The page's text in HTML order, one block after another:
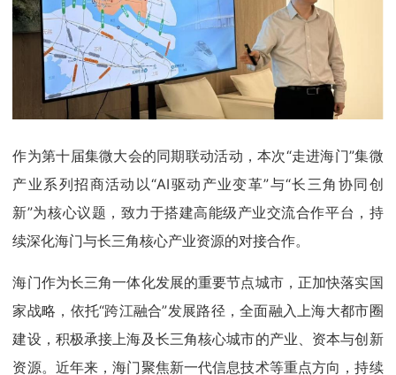
作为第十届集微大会的同期联动活动，本次“走进海门”集微
产业系列招商活动以“AI驱动产业变革”与“长三角协同创
新”为核心议题，致力于搭建高能级产业交流合作平台，持
续深化海门与长三角核心产业资源的对接合作。
海门作为长三角一体化发展的重要节点城市，正加快落实国
家战略，依托“跨江融合”发展路径，全面融入上海大都市圈
建设，积极承接上海及长三角核心城市的产业、资本与创新
资源。近年来，海门聚焦新一代信息技术等重点方向，持续